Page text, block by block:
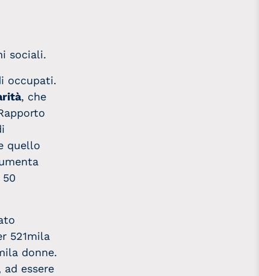
sociali.
occupati.
, che
quello
521mila
donne.
essere